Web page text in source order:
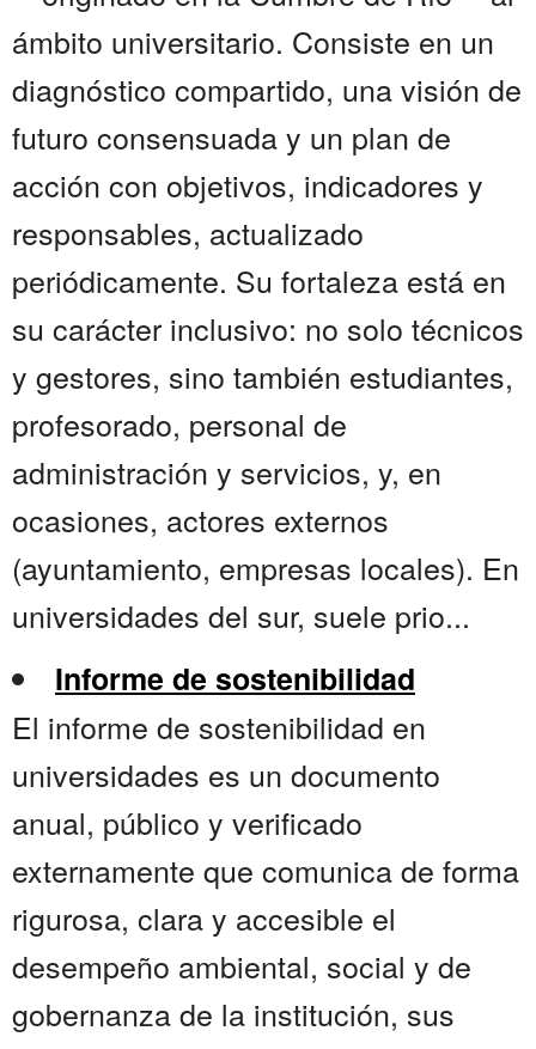
ámbito universitario. Consiste en un
diagnóstico compartido, una visión de
futuro consensuada y un plan de
acción con objetivos, indicadores y
responsables, actualizado
periódicamente. Su fortaleza está en
su carácter inclusivo: no solo técnicos
y gestores, sino también estudiantes,
profesorado, personal de
administración y servicios, y, en
ocasiones, actores externos
(ayuntamiento, empresas locales). En
universidades del sur, suele prio...
Informe de sostenibilidad
El informe de sostenibilidad en
universidades es un documento
anual, público y verificado
externamente que comunica de forma
rigurosa, clara y accesible el
desempeño ambiental, social y de
gobernanza de la institución, sus